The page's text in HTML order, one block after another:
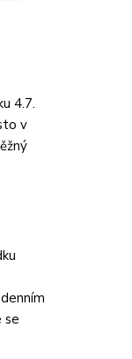
4.7.
v
se